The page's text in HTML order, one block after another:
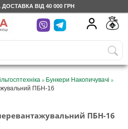
ВІД 40 000 ГРН
UA
грн
» Бункери Накопичувачі »
ПБН-16
ПБН-16